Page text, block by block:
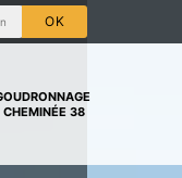
CHEMINÉE 38